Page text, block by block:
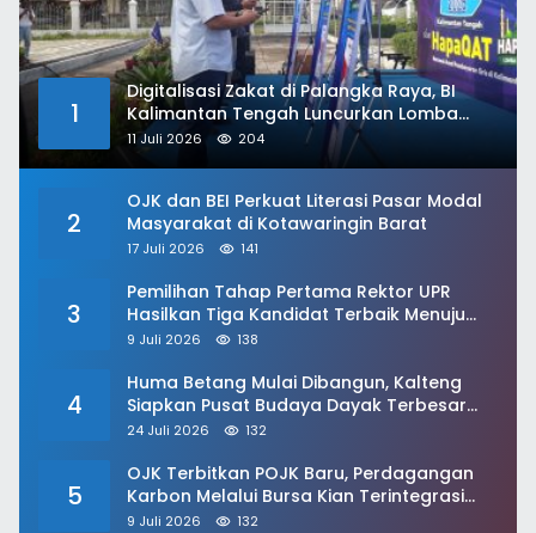
1
Digitalisasi Zakat di Palangka Raya, BI
Kalimantan Tengah Luncurkan Lomba
HAPAQAT
11 Juli 2026 204
2
OJK dan BEI Perkuat Literasi Pasar Modal
Masyarakat di Kotawaringin Barat
17 Juli 2026 141
3
Pemilihan Tahap Pertama Rektor UPR
Hasilkan Tiga Kandidat Terbaik Menuju
Kementerian
9 Juli 2026 138
4
Huma Betang Mulai Dibangun, Kalteng
Siapkan Pusat Budaya Dayak Terbesar
dan Modern
24 Juli 2026 132
5
OJK Terbitkan POJK Baru, Perdagangan
Karbon Melalui Bursa Kian Terintegrasi
Nasional
9 Juli 2026 132